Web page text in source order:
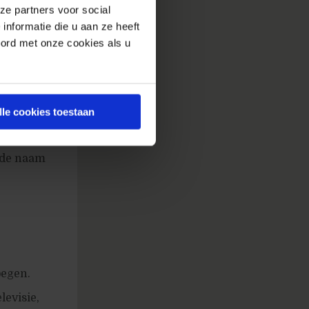
partners voor social
die u aan ze heeft
met onze cookies als u
cookies toestaan
in het
naam